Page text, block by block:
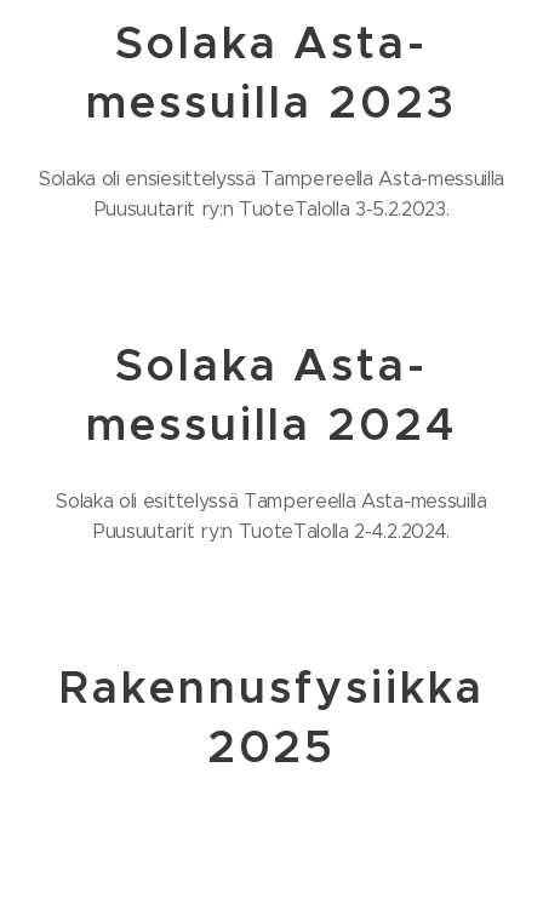
Solaka Asta-
messuilla 2023
Solaka oli ensiesittelyssä Tampereella Asta-messuilla
Puusuutarit ry:n TuoteTalolla 3-5.2.2023.
Solaka Asta-
messuilla 2024
Solaka oli esittelyssä Tampereella Asta-messuilla
Puusuutarit ry:n TuoteTalolla 2-4.2.2024.
Rakennusfysiikka
2025